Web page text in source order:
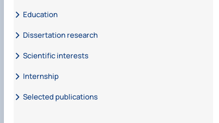
Education
Dissertation research
Scientific interests
Internship
Selected publications